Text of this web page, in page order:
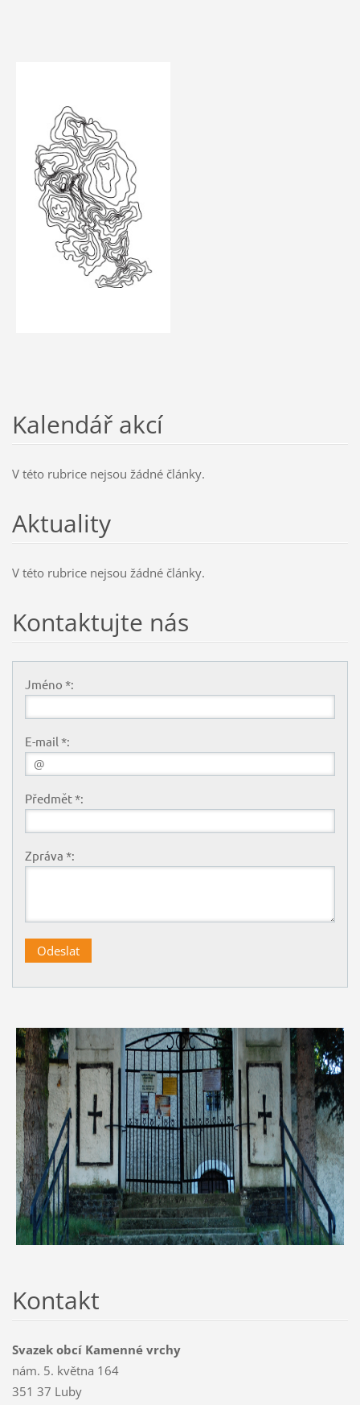
Kalendář akcí
V této rubrice nejsou žádné články.
Aktuality
V této rubrice nejsou žádné články.
Kontaktujte nás
Jméno *:
E-mail *:
Předmět *:
Zpráva *:
Kontakt
Svazek obcí Kamenné vrchy
nám. 5. května 164
351 37 Luby